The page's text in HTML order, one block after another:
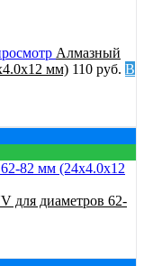
Алмазный
мм) 110 руб. В
для диаметров 62-